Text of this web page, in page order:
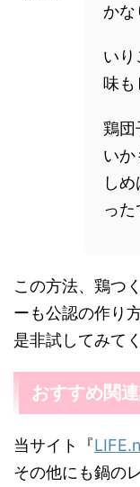
かな
いり
味も
鶏団
いか
し
った
この方法、鶏つ
ーも公認の作り
是非試してみて
おすすめ関
当サイト『
その他にも鍋の